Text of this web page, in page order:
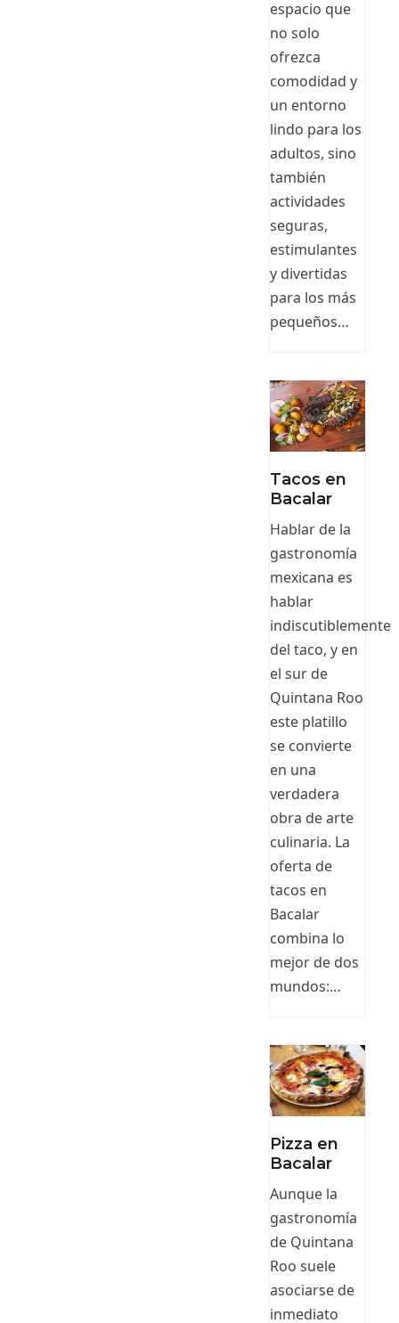
espacio que
no solo
ofrezca
comodidad y
un entorno
lindo para los
adultos, sino
también
actividades
seguras,
estimulantes
y divertidas
para los más
pequeños…
Tacos en
Bacalar
Hablar de la
gastronomía
mexicana es
hablar
indiscutiblemente
del taco, y en
el sur de
Quintana Roo
este platillo
se convierte
en una
verdadera
obra de arte
culinaria. La
oferta de
tacos en
Bacalar
combina lo
mejor de dos
mundos:…
Pizza en
Bacalar
Aunque la
gastronomía
de Quintana
Roo suele
asociarse de
inmediato